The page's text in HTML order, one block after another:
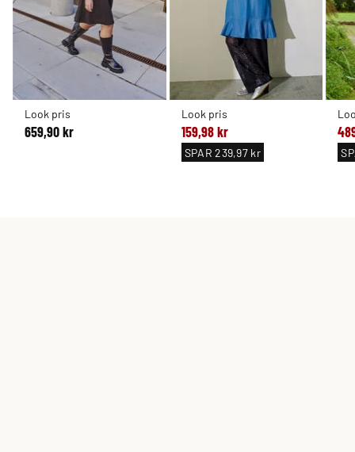
Look pris
659,90 kr
Look pris
159,98 kr
SPAR 239,97 kr